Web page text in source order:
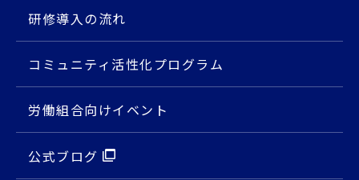
研修導入の流れ
コミュニティ活性化プログラム
労働組合向けイベント
公式ブログ